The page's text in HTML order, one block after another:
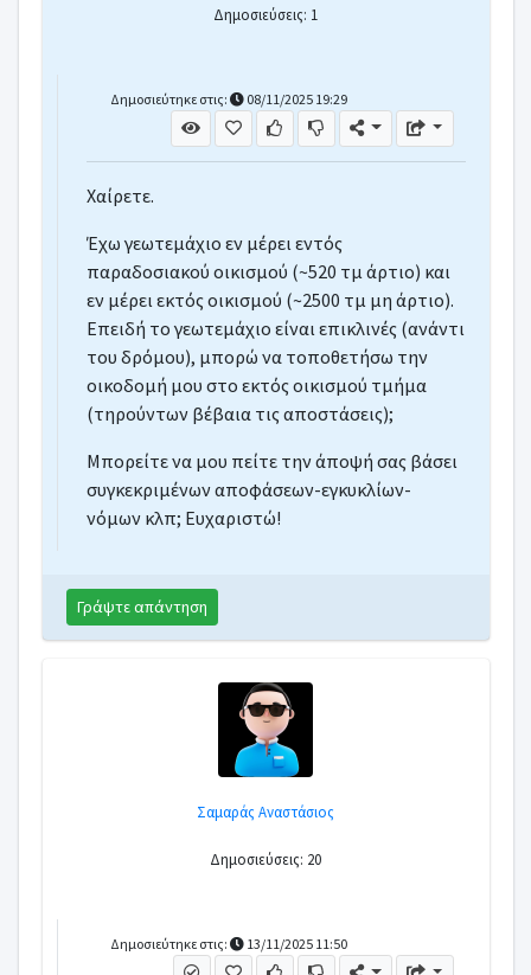
Δημοσιεύσεις: 1
Δημοσιεύτηκε στις: 08/11/2025 19:29
Χαίρετε.
Έχω γεωτεμάχιο εν μέρει εντός
παραδοσιακού οικισμού (~520 τμ άρτιο) και
εν μέρει εκτός οικισμού (~2500 τμ μη άρτιο).
Επειδή το γεωτεμάχιο είναι επικλινές (ανάντι
του δρόμου), μπορώ να τοποθετήσω την
οικοδομή μου στο εκτός οικισμού τμήμα
(τηρούντων βέβαια τις αποστάσεις);
Μπορείτε να μου πείτε την άποψή σας βάσει
συγκεκριμένων αποφάσεων-εγκυκλίων-
νόμων κλπ; Ευχαριστώ!
Γράψτε απάντηση
Σαμαράς Αναστάσιος
Δημοσιεύσεις: 20
Δημοσιεύτηκε στις: 13/11/2025 11:50